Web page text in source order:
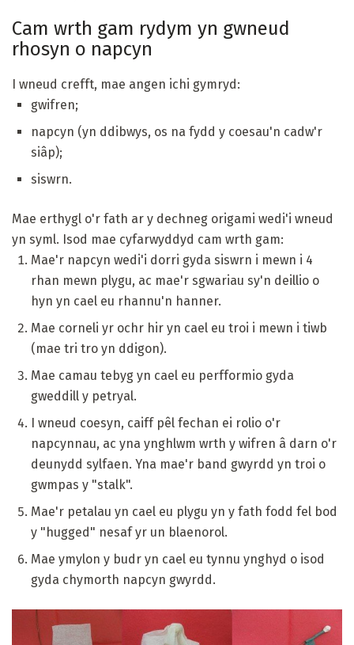
Cam wrth gam rydym yn gwneud
rhosyn o napcyn
I wneud crefft, mae angen ichi gymryd:
gwifren;
napcyn (yn ddibwys, os na fydd y coesau'n cadw'r
siâp);
siswrn.
Mae erthygl o'r fath ar y dechneg origami wedi'i wneud
yn syml. Isod mae cyfarwyddyd cam wrth gam:
Mae'r napcyn wedi'i dorri gyda siswrn i mewn i 4
rhan mewn plygu, ac mae'r sgwariau sy'n deillio o
hyn yn cael eu rhannu'n hanner.
Mae corneli yr ochr hir yn cael eu troi i mewn i tiwb
(mae tri tro yn ddigon).
Mae camau tebyg yn cael eu perfformio gyda
gweddill y petryal.
I wneud coesyn, caiff pêl fechan ei rolio o'r
napcynnau, ac yna ynghlwm wrth y wifren â darn o'r
deunydd sylfaen. Yna mae'r band gwyrdd yn troi o
gwmpas y "stalk".
Mae'r petalau yn cael eu plygu yn y fath fodd fel bod
y "hugged" nesaf yr un blaenorol.
Mae ymylon y budr yn cael eu tynnu ynghyd o isod
gyda chymorth napcyn gwyrdd.